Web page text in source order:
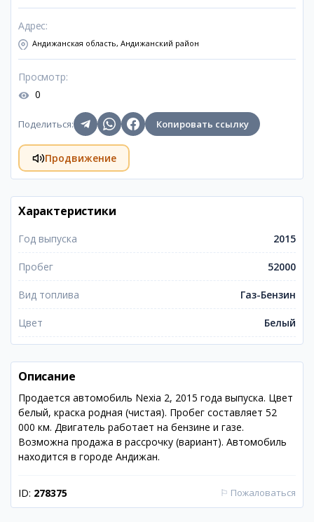
Адрес:
Андижанская область, Андижанский район
Просмотр:
0
Поделиться: Копировать ссылку
Продвижение
Характеристики
Год выпуска 2015
Пробег 52000
Вид топлива Газ-Бензин
Цвет Белый
Описание
Продается автомобиль Nexia 2, 2015 года выпуска. Цвет
белый, краска родная (чистая). Пробег составляет 52
000 км. Двигатель работает на бензине и газе.
Возможна продажа в рассрочку (вариант). Автомобиль
находится в городе Андижан.
ID: 278375 ⚐ Пожаловаться